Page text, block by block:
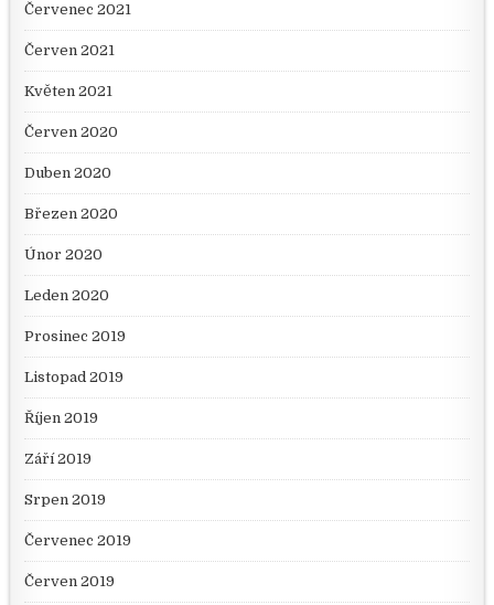
Červenec 2021
Červen 2021
Květen 2021
Červen 2020
Duben 2020
Březen 2020
Únor 2020
Leden 2020
Prosinec 2019
Listopad 2019
Říjen 2019
Září 2019
Srpen 2019
Červenec 2019
Červen 2019